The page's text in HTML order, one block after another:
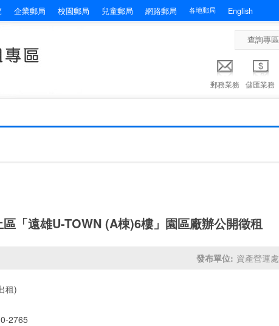
企業郵局 校園郵局 兒童郵局 網路郵局 各地郵局 English
查詢專區
郵務業務 儲匯業務
「遠雄U-TOWN (A棟)6樓」園區廠辦公開徵租
發布單位: 資產營運處
租)
2765